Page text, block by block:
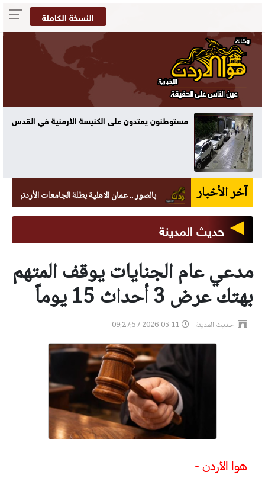
النسخة الكاملة
مستوطنون يعتدون على الكنيسة الأرمنية في القدس
آخر الأخبار بالصور .. عمان الاهلية بطلة الجامعات الأردنية في
حديث المدينة
مدعي عام الجنايات يوقف المتهم
بهتك عرض 3 أحداث 15 يوماً
حديث المدينة
هوا الأردن -